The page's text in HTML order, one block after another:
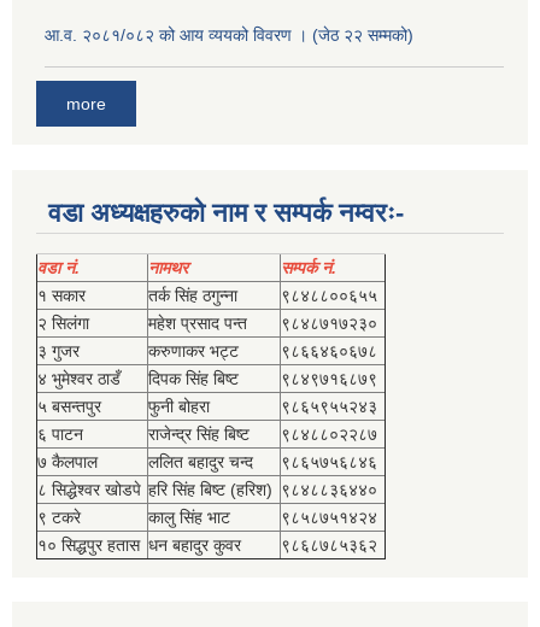
आ.व. २०८१/०८२ को आय व्ययको विवरण । (जेठ २२ सम्मको)
more
वडा अध्यक्षहरुको नाम र सम्पर्क नम्वरः-
वडा नं. नामथर
सम्पर्क नं.
१ सकार
तर्क सिंह ठगुन्‍ना
९८४८८००६५५
२ सिलंगा
महेश प्रसाद पन्त
९८४८७१७२३०
३ गुजर
करुणाकर भट्ट
९८६६४६०६७८
४ भुमेश्‍वर ठाडँ
दिपक सिंह बिष्‍ट
९८४९७१६८७९
५ बसन्तपुर
फुनी बोहरा
९८६५९५५२४३
६ पाटन
राजेन्द्र सिंह बिष्‍ट
९८४८८०२२८७
७ कैलपाल
ललित बहादुर चन्द
९८६५७५६८४६
८ सिद्धेश्‍वर खोडपे हरि सिंह बिष्‍ट (हरिश) ९८४८८३६४४०
९ टकरे
कालु सिंह भाट
९८५८७५१४२४
१० सिद्धपुर हतास धन बहादुर कुवर ९८६८७८५३६२